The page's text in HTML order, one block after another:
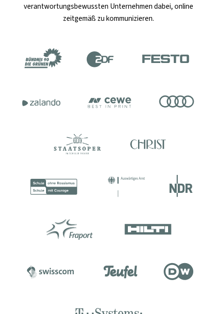
verantwortungsbewussten Unternehmen dabei, online
zeitgemäß zu kommunizieren.